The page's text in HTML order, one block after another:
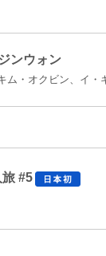
ンウォン
ム・オクビン、イ・
#5